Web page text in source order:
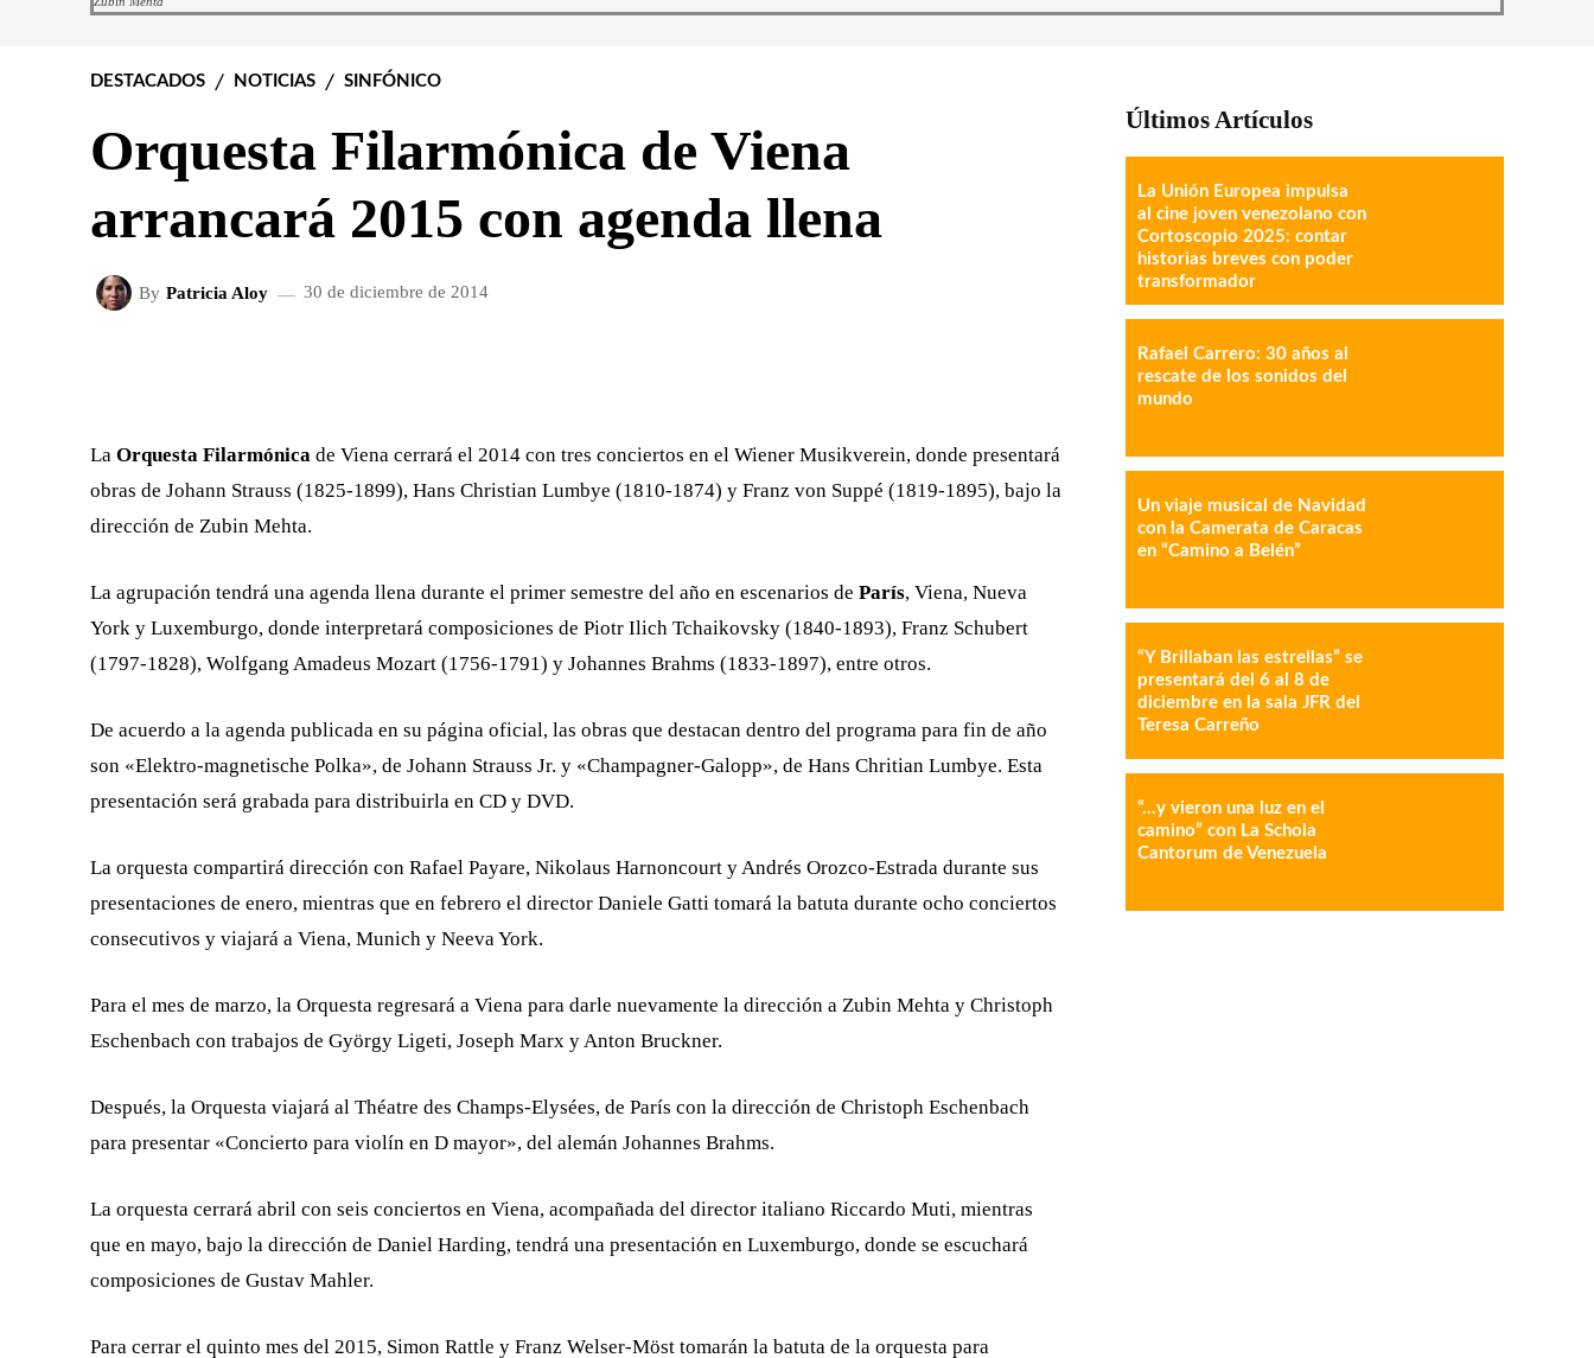
DESTACADOS NOTICIAS SINFÓNICO
Orquesta Filarmónica de Viena
arrancará 2015 con agenda llena
By Patricia Aloy 30 de diciembre de 2014
IMPRESIÓN COPY URL
La Orquesta Filarmónica de Viena cerrará el 2014 con tres conciertos en el Wiener Musikverein, donde presentará
obras de Johann Strauss (1825-1899), Hans Christian Lumbye (1810-1874) y Franz von Suppé (1819-1895), bajo la
dirección de Zubin Mehta.
La agrupación tendrá una agenda llena durante el primer semestre del año en escenarios de París, Viena, Nueva
York y Luxemburgo, donde interpretará composiciones de Piotr Ilich Tchaikovsky (1840-1893), Franz Schubert
(1797-1828), Wolfgang Amadeus Mozart (1756-1791) y Johannes Brahms (1833-1897), entre otros.
De acuerdo a la agenda publicada en su página oficial, las obras que destacan dentro del programa para fin de año
son «Elektro-magnetische Polka», de Johann Strauss Jr. y «Champagner-Galopp», de Hans Chritian Lumbye. Esta
presentación será grabada para distribuirla en CD y DVD.
La orquesta compartirá dirección con Rafael Payare, Nikolaus Harnoncourt y Andrés Orozco-Estrada durante sus
presentaciones de enero, mientras que en febrero el director Daniele Gatti tomará la batuta durante ocho conciertos
consecutivos y viajará a Viena, Munich y Neeva York.
Para el mes de marzo, la Orquesta regresará a Viena para darle nuevamente la dirección a Zubin Mehta y Christoph
Eschenbach con trabajos de György Ligeti, Joseph Marx y Anton Bruckner.
Después, la Orquesta viajará al Théatre des Champs-Elysées, de París con la dirección de Christoph Eschenbach
para presentar «Concierto para violín en D mayor», del alemán Johannes Brahms.
La orquesta cerrará abril con seis conciertos en Viena, acompañada del director italiano Riccardo Muti, mientras
que en mayo, bajo la dirección de Daniel Harding, tendrá una presentación en Luxemburgo, donde se escuchará
composiciones de Gustav Mahler.
Para cerrar el quinto mes del 2015, Simon Rattle y Franz Welser-Möst tomarán la batuta de la orquesta para
Últimos Artículos
La Unión Europea impulsa
al cine joven venezolano con
Cortoscopio 2025: contar
historias breves con poder
transformador
Rafael Carrero: 30 años al
rescate de los sonidos del
mundo
Un viaje musical de Navidad
con la Camerata de Caracas
en “Camino a Belén”
“Y Brillaban las estrellas” se
presentará del 6 al 8 de
diciembre en la sala JFR del
Teresa Carreño
“…y vieron una luz en el
camino” con La Schola
Cantorum de Venezuela